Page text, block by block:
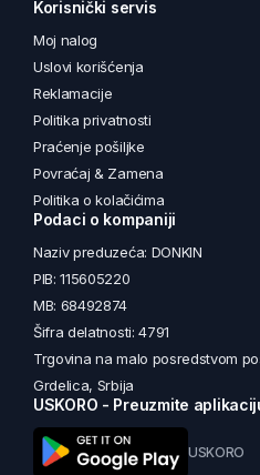
Korisnički servis
Moj nalog
Uslovi korišćenja
Reklamacije
Politika privatnosti
Praćenje pošiljke
Povraćaj & Zamena
Politika o kolačićima
Podaci o kompaniji
Naziv preduzeća: DONKIN
PIB: 115605220
MB: 68492874
Šifra delatnosti: 4791
Trgovina na malo posredstvom
Grdelica, Srbija
USKORO - Preuzmite
USKORO